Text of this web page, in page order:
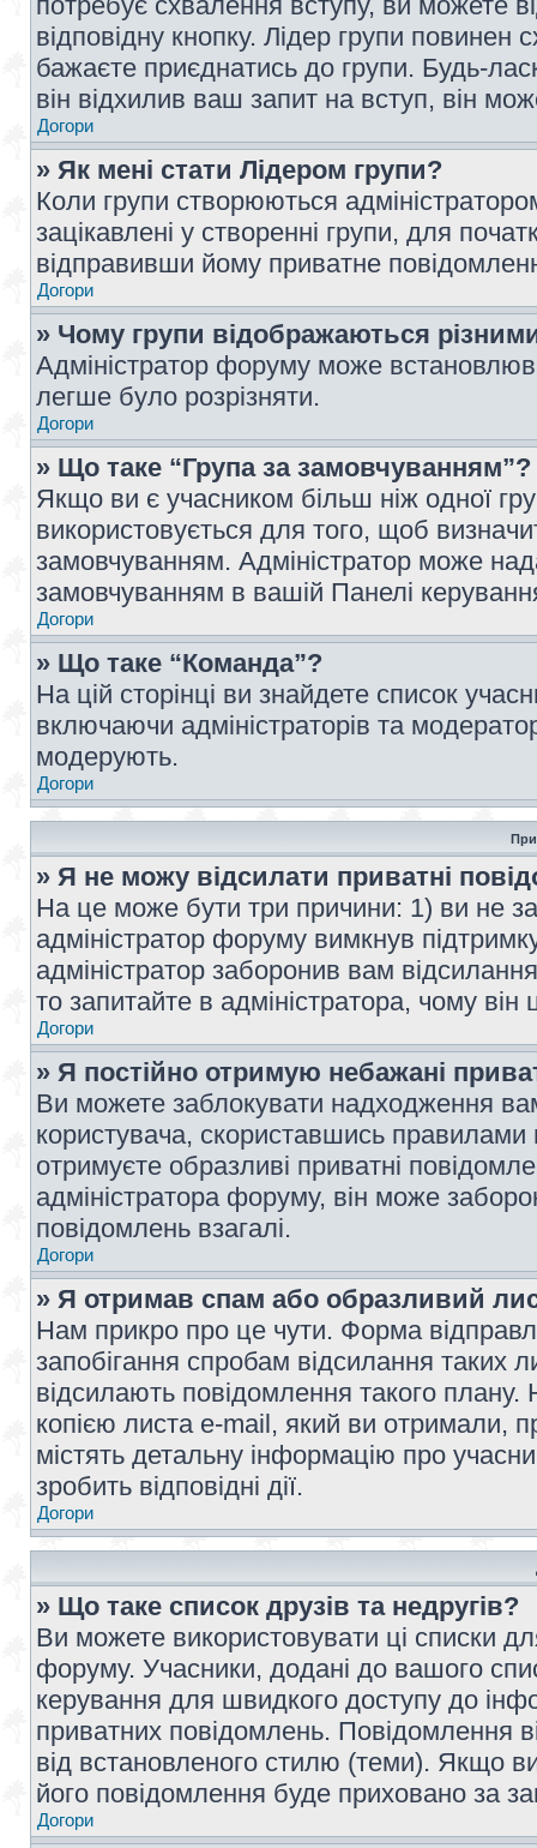
відповідну кнопку. Лідер групи
бажаєте приєднатись до групи. Будь-
він відхилив ваш запит на вступ, він
Догори
» Як мені стати Лідером групи?
Коли групи створюються
зацікавлені у створенні групи, для
відправивши йому приватне
Догори
» Чому групи відображаються
Адміністратор форуму може
легше було розрізняти.
Догори
» Що таке “Група за замовчуванням”?
Якщо ви є учасником більш ніж одної
використовується для того, щоб
замовчуванням. Адміністратор може
замовчуванням в вашій Панелі
Догори
» Що таке “Команда”?
На цій сторінці ви знайдете список
включаючи адміністраторів та
модерують.
Догори
» Я не можу відсилати приватні
На це може бути три причини: 1) ви не
адміністратор форуму вимкнув
адміністратор заборонив вам
то запитайте в адміністратора, чому він
Догори
» Я постійно отримую небажані
Ви можете заблокувати надходження
користувача, скориставшись
отримуєте образливі приватні
адміністратора форуму, він може
повідомлень взагалі.
Догори
» Я отримав спам або образливий
Нам прикро про це чути. Форма
запобігання спробам відсилання таких
відсилають повідомлення такого
копією листа e-mail, який ви отримали,
містять детальну інформацію про
зробить відповідні дії.
Догори
» Що таке список друзів та недругів?
Ви можете використовувати ці списки
форуму. Учасники, додані до вашого
керування для швидкого доступу до
приватних повідомлень. Повідомлення
від встановленого стилю (теми). Якщо
його повідомлення буде приховано за
Догори